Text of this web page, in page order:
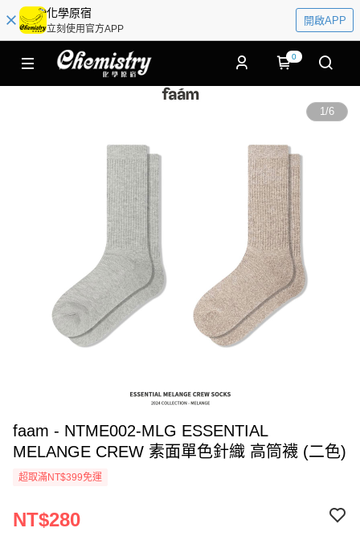
化學原宿
立刻使用官方APP
開啟APP
0
1/6
faam - NTME002-MLG ESSENTIAL
MELANGE CREW 素面單色針織 高筒襪 (二色)
超取滿NT$399免運
NT$280